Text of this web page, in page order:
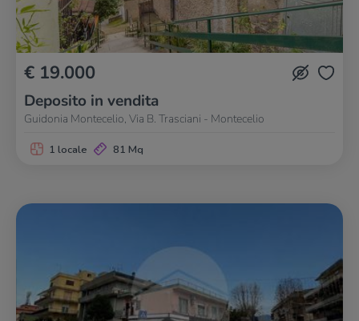
€ 19.000
Deposito in vendita
Guidonia Montecelio, Via B. Trasciani - Montecelio
1 locale 81 Mq